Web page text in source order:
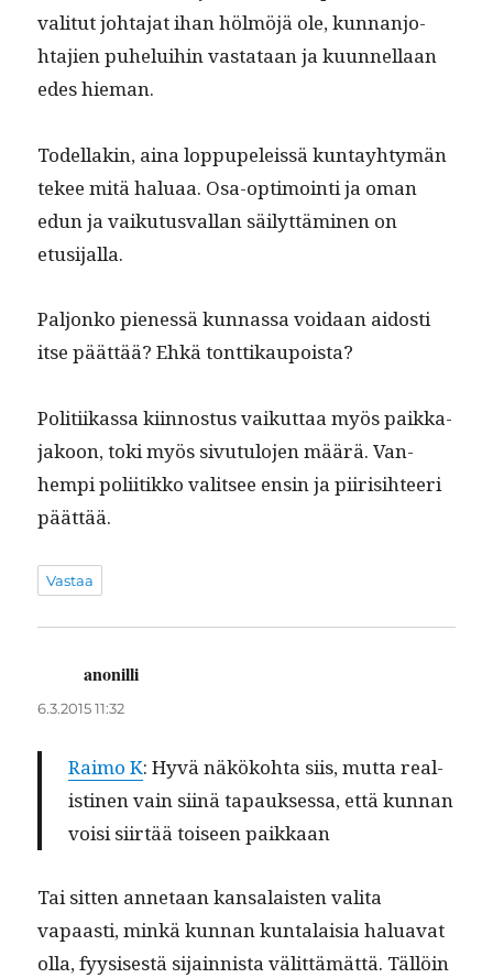
val­i­tut johta­jat ihan hölmöjä ole, kun­nan­jo­
hta­jien puhelui­hin vas­tataan ja kuun­nel­laan
edes hieman.
Todel­lakin, aina lop­pu­peleis­sä kun­tay­htymän
tekee mitä halu­aa. Osa-opti­moin­ti ja oman
edun ja vaiku­tus­val­lan säi­lyt­tämi­nen on
etusijalla.
Paljonko pienessä kun­nas­sa voidaan aidosti
itse päät­tää? Ehkä tonttikaupoista?
Poli­ti­ikas­sa kiin­nos­tus vaikut­taa myös paikka­
jakoon, toki myös sivu­tu­lo­jen määrä. Van­
hempi poli­itikko val­it­see ensin ja piirisi­h­teeri
päättää.
Vastaa
anonilli
6.3.2015 11:32
Raimo K: Hyvä näköko­h­ta siis, mut­ta real­
isti­nen vain siinä tapauk­ses­sa, että kun­nan
voisi siirtää toiseen paikkaan
Tai sit­ten annetaan kansalais­ten vali­ta
vapaasti, minkä kun­nan kun­ta­laisia halu­a­vat
olla, fyy­sis­es­tä sijain­nista välit­tämät­tä. Täl­löin